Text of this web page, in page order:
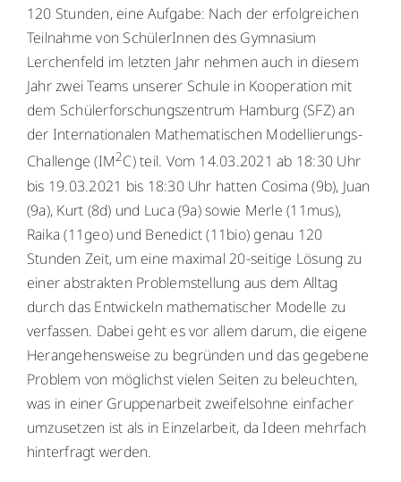
Service
Krankmeldung
Kalender
WebUntis WebUntis
Schuldock
120 Stunden, eine Aufgabe: Nach der erfolgreichen
Teilnahme von SchülerInnen des Gymnasium
Lerchenfeld im letzten Jahr nehmen auch in diesem
Jahr zwei Teams unserer Schule in Kooperation mit
dem Schülerforschungszentrum Hamburg (SFZ) an
der Internationalen Mathematischen Modellierungs-
Challenge (IM2C) teil. Vom 14.03.2021 ab 18:30 Uhr
bis 19.03.2021 bis 18:30 Uhr hatten Cosima (9b), Juan
(9a), Kurt (8d) und Luca (9a) sowie Merle (11mus),
Raika (11geo) und Benedict (11bio) genau 120
Stunden Zeit, um eine maximal 20-seitige Lösung zu
einer abstrakten Problemstellung aus dem Alltag
durch das Entwickeln mathematischer Modelle zu
verfassen. Dabei geht es vor allem darum, die eigene
Herangehensweise zu begründen und das gegebene
Problem von möglichst vielen Seiten zu beleuchten,
was in einer Gruppenarbeit zweifelsohne einfacher
umzusetzen ist als in Einzelarbeit, da Ideen mehrfach
hinterfragt werden.